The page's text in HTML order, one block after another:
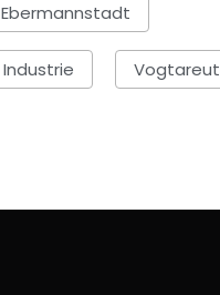
Ebermannstadt
Industrie